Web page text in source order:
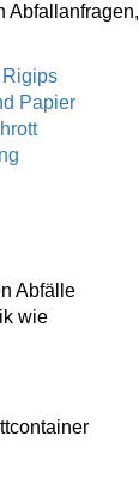
Abfallanfragen,
Papier
Abfälle
wie